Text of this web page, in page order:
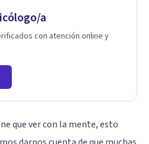
a
con atención online y
que ver con la mente, esto